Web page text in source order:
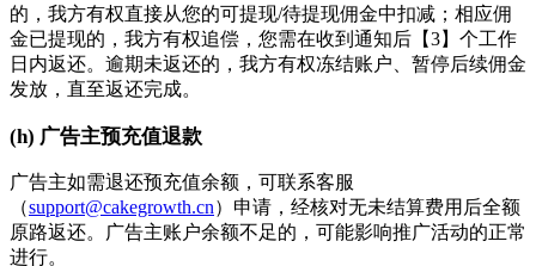
的，我方有权直接从您的可提现/待提现佣金中扣减；相应佣
金已提现的，我方有权追偿，您需在收到通知后【3】个工作
日内返还。逾期未返还的，我方有权冻结账户、暂停后续佣金
发放，直至返还完成。
(h) 广告主预充值退款
广告主如需退还预充值余额，可联系客服
（support@cakegrowth.cn）申请，经核对无未结算费用后全额
原路返还。广告主账户余额不足的，可能影响推广活动的正常
进行。